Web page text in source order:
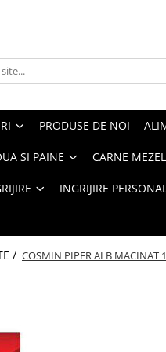
PRODUSE DE NOI
SI PAINE CARNE
INGRIJIRE
/ COSMIN PIPER ALB MACINAT